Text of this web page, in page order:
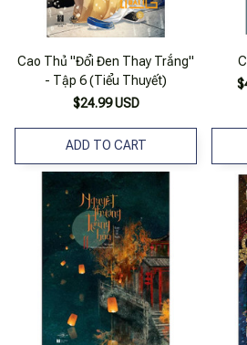
Cao Thủ "Đổi Đen Thay Trắng"
- Tập 6 (Tiểu Thuyết)
$24.99 USD
ADD TO CART